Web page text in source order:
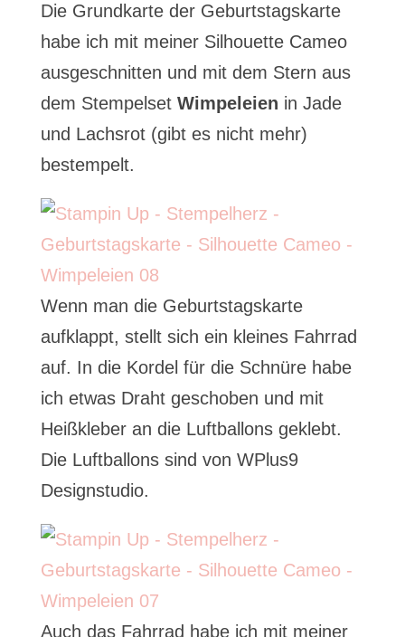
Die Grundkarte der Geburtstagskarte
habe ich mit meiner Silhouette Cameo
ausgeschnitten und mit dem Stern aus
dem Stempelset Wimpeleien in Jade
und Lachsrot (gibt es nicht mehr)
bestempelt.
Wenn man die Geburtstagskarte
aufklappt, stellt sich ein kleines Fahrrad
auf. In die Kordel für die Schnüre habe
ich etwas Draht geschoben und mit
Heißkleber an die Luftballons geklebt.
Die Luftballons sind von WPlus9
Designstudio.
Auch das Fahrrad habe ich mit meiner